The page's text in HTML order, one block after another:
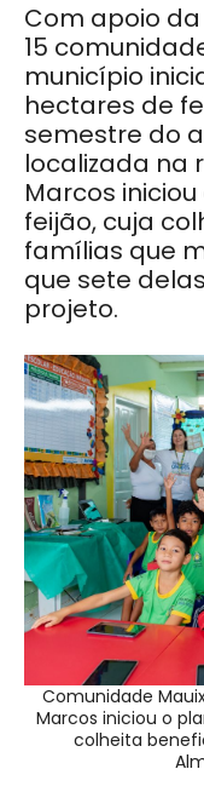
Com apoio
15
município
hectares de
semestre do
localizada na
Marcos
feijão, cuja
famílias que
que sete
projeto.
Comunidade
Marcos iniciou o
colheita